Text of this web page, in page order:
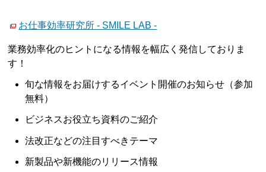
お仕事効率研究所 - SMILE LAB -
業務効率化のヒントになる情報を幅広く発信しておりま
す！
旬な情報をお届けするイベント開催のお知らせ（参加
無料）
ビジネスお役立ち資料のご紹介
法改正などの注目すべきテーマ
新製品や新機能のリリース情報